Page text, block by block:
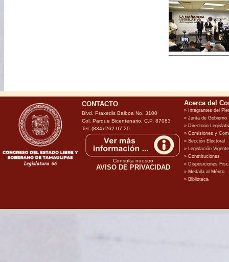
CONTACTO
Blvd. Praxedis Balboa No. 3100
Col. Parque Bicentenario, C.P. 87083
Tel: (834) 262 07 20
Consulta nuestro
AVISO DE PRIVACIDAD